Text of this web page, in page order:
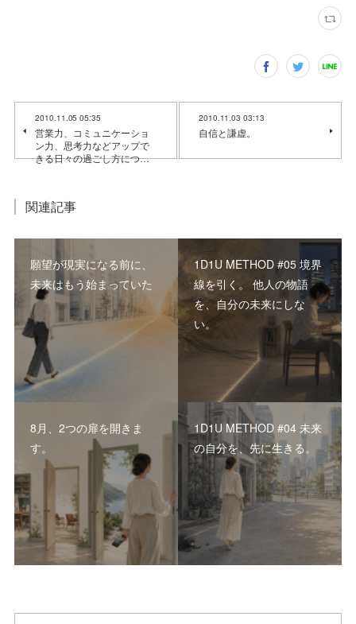
2010.11.05 05:35
営業力、コミュニケーショ
ン力、思考力などアップで
きる日々の過ごし方につ…
2010.11.03 03:13
自信と謙虚。
関連記事
願望が現実になる前に、
未来はもう始まっていた
1D1U METHOD #05 境界
線を引く。 他人の物語
を、自分の未来にしな
い。
8月、2つの扉を開きま
す。
1D1U METHOD #04 未来
の自分を、先に生きる。